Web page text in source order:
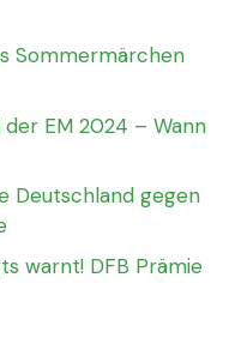
Sommermärchen
EM 2024 – Wann
Deutschland gegen
warnt! DFB Prämie